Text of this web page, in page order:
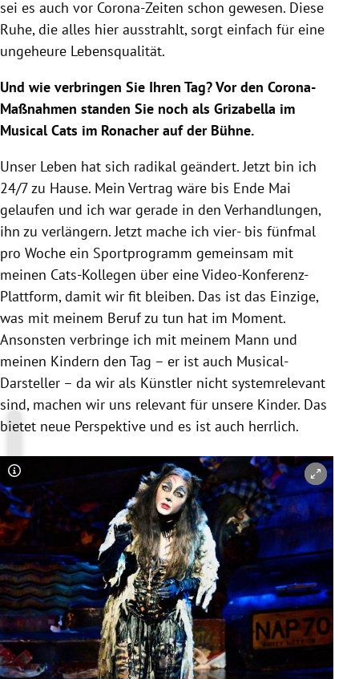
sei es auch vor Corona-Zeiten schon gewesen. Diese
Ruhe, die alles hier ausstrahlt, sorgt einfach für eine
ungeheure Lebensqualität.
Und wie verbringen Sie Ihren Tag? Vor den Corona-
Maßnahmen standen Sie noch als Grizabella im
Musical Cats im Ronacher auf der Bühne.
Unser Leben hat sich radikal geändert. Jetzt bin ich
24/7 zu Hause. Mein Vertrag wäre bis Ende Mai
gelaufen und ich war gerade in den Verhandlungen,
ihn zu verlängern. Jetzt mache ich vier- bis fünfmal
pro Woche ein Sportprogramm gemeinsam mit
meinen Cats-Kollegen über eine Video-Konferenz-
Plattform, damit wir fit bleiben. Das ist das Einzige,
was mit meinem Beruf zu tun hat im Moment.
Ansonsten verbringe ich mit meinem Mann und
meinen Kindern den Tag – er ist auch Musical-
Darsteller – da wir als Künstler nicht systemrelevant
sind, machen wir uns relevant für unsere Kinder. Das
bietet neue Perspektive und es ist auch herrlich.
Copyright-Hinweis öffnen/schließen